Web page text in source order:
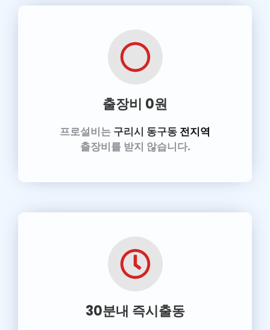
출장비 0원
프로설비는 구리시 동구동 전지역
출장비를 받지 않습니다.
30분내 즉시출동